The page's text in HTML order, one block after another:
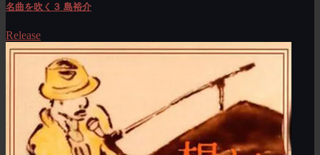
名曲を吹く３ 島裕介
Release